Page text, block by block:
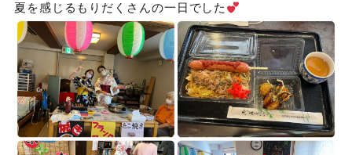
夏を感じるもりだくさんの一日でした